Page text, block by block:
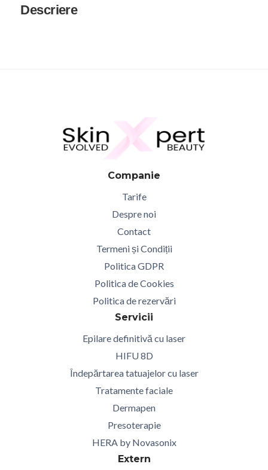
Descriere
Companie
Tarife
Despre noi
Contact
Termeni și Condiții
Politica GDPR
Politica de Cookies
Politica de rezervări
Servicii
Epilare definitivă cu laser
HIFU 8D
Îndepărtarea tatuajelor cu laser
Tratamente faciale
Dermapen
Presoterapie
HERA by Novasonix
Extern